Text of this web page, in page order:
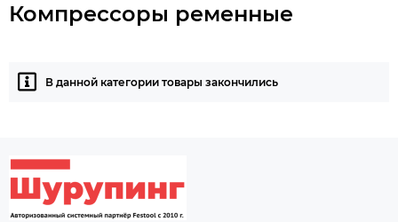
Компрессоры ременные
В данной категории товары закончились